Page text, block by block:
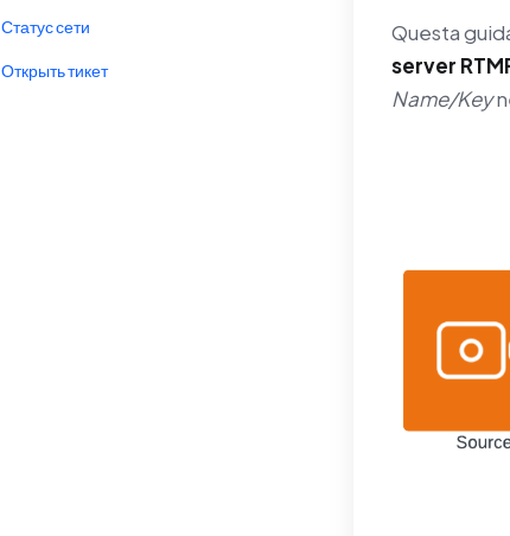
Статус сети
Открыть тикет
Questa
server
Name/Key